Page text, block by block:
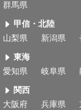
群馬県
甲信・北陸
山梨県
新潟県
東海
愛知県
岐阜県
関西
大阪府
兵庫県